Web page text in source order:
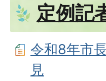
定例記
令和8年市
見